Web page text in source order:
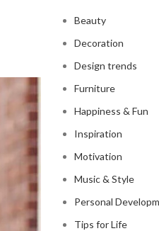
Beauty
Decoration
Design trends
Furniture
Happiness & Fun
Inspiration
Motivation
Music & Style
Personal
Tips for Life